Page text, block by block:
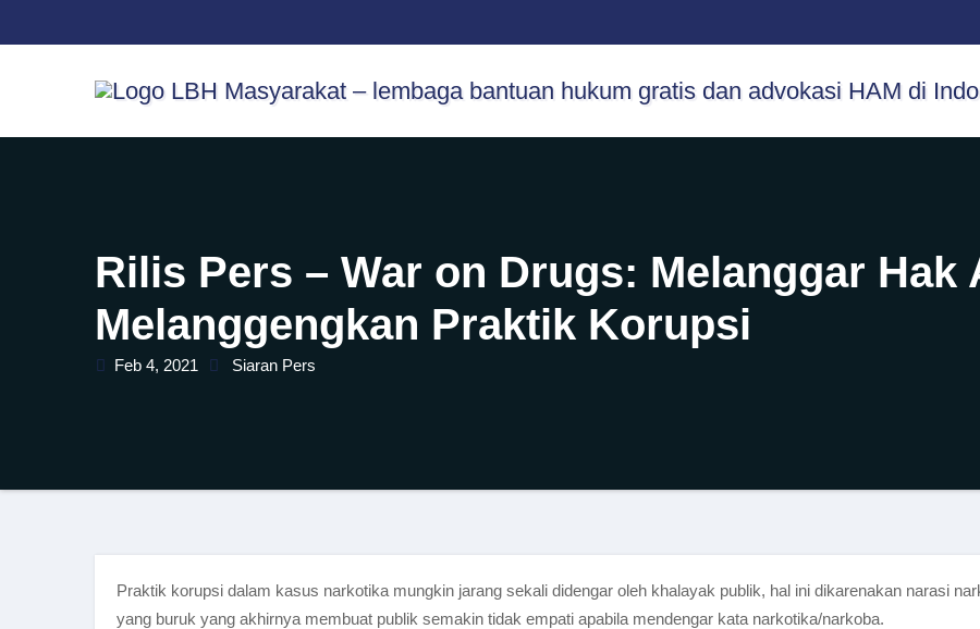
to
Rilis Pers – War on Drugs: Melanggar Hak
Melanggengkan Praktik Korupsi
Feb 4, 2021 Siaran Pers
Praktik korupsi dalam kasus narkotika mungkin jarang sekali didengar oleh khalayak publik, hal ini dikarenakan narasi
yang buruk yang akhirnya membuat publik semakin tidak empati apabila mendengar kata narkotika/narkoba.